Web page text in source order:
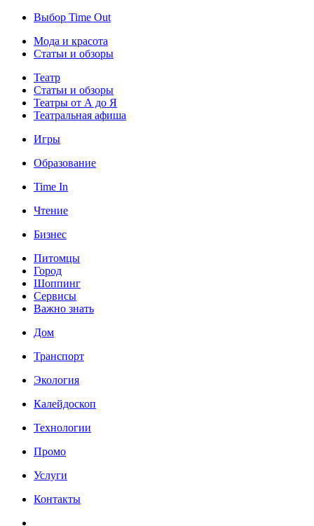
Выбор Time Out
Мода и красота
Статьи и обзоры
Театр
Статьи и обзоры
Театры от А до Я
Театральная афиша
Игры
Образование
Time In
Чтение
Бизнес
Питомцы
Город
Шоппинг
Сервисы
Важно знать
Дом
Транспорт
Экология
Калейдоскоп
Технологии
Промо
Услуги
Контакты